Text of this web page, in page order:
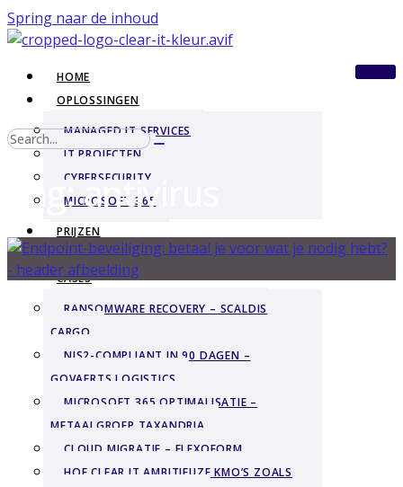
Spring naar de inhoud
HOME
OPLOSSINGEN
MANAGED IT SERVICES
IT PROJECTEN
CYBERSECURITY
MICROSOFT 365
PRIJZEN
BLOGS
CASES
RANSOMWARE RECOVERY – SCALDIS
CARGO
NIS2-COMPLIANT IN 90 DAGEN –
GOVAERTS LOGISTICS
MICROSOFT 365 OPTIMALISATIE –
METAALGROEP TAXANDRIA
CLOUD MIGRATIE – FLEXOFORM
HOE CLEAR IT AMBITIEUZE KMO’S ZOALS
Tag: antivirus